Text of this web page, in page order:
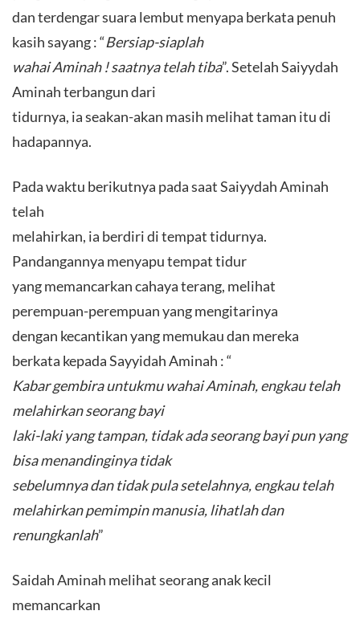
dan terdengar suara lembut menyapa berkata penuh
kasih sayang : “Bersiap-siaplah
wahai Aminah ! saatnya telah tiba”. Setelah Saiyydah
Aminah terbangun dari
tidurnya, ia seakan-akan masih melihat taman itu di
hadapannya.
Pada waktu berikutnya pada saat Saiyydah Aminah
telah
melahirkan, ia berdiri di tempat tidurnya.
Pandangannya menyapu tempat tidur
yang memancarkan cahaya terang, melihat
perempuan-perempuan yang mengitarinya
dengan kecantikan yang memukau dan mereka
berkata kepada Sayyidah Aminah : “
Kabar gembira untukmu wahai Aminah, engkau telah
melahirkan seorang bayi
laki-laki yang tampan, tidak ada seorang bayi pun yang
bisa menandinginya tidak
sebelumnya dan tidak pula setelahnya, engkau telah
melahirkan pemimpin manusia, lihatlah dan
renungkanlah”
Saidah Aminah melihat seorang anak kecil
memancarkan